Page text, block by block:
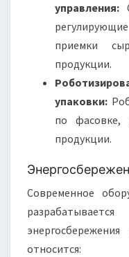
управления:
приемки
продукции.
упаковки:
по фасовке,
продукции.
Современное
относится: